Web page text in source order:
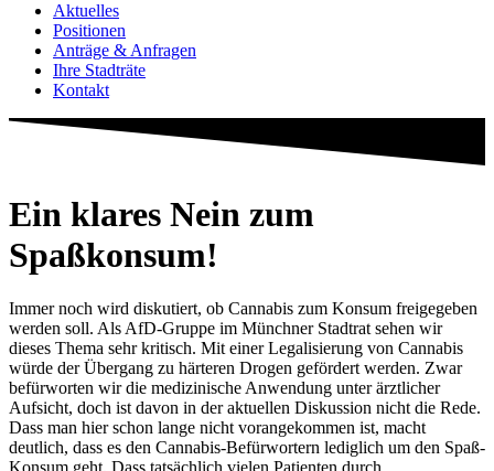
Aktuelles
Positionen
Anträge & Anfragen
Ihre Stadträte
Kontakt
Ein klares Nein zum
Spaßkonsum!
Immer noch wird diskutiert, ob Cannabis zum Konsum freigegeben
werden soll. Als AfD-Gruppe im Münchner Stadtrat sehen wir
dieses Thema sehr kritisch. Mit einer Legalisierung von Cannabis
würde der Übergang zu härteren Drogen gefördert werden. Zwar
befürworten wir die medizinische Anwendung unter ärztlicher
Aufsicht, doch ist davon in der aktuellen Diskussion nicht die Rede.
Dass man hier schon lange nicht vorangekommen ist, macht
deutlich, dass es den Cannabis-Befürwortern lediglich um den Spaß-